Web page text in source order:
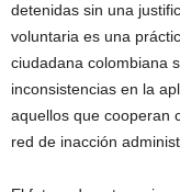
detenidas sin una
voluntaria es una
ciudadana colombiana
inconsistencias en la
aquellos que cooperan
red de inacción